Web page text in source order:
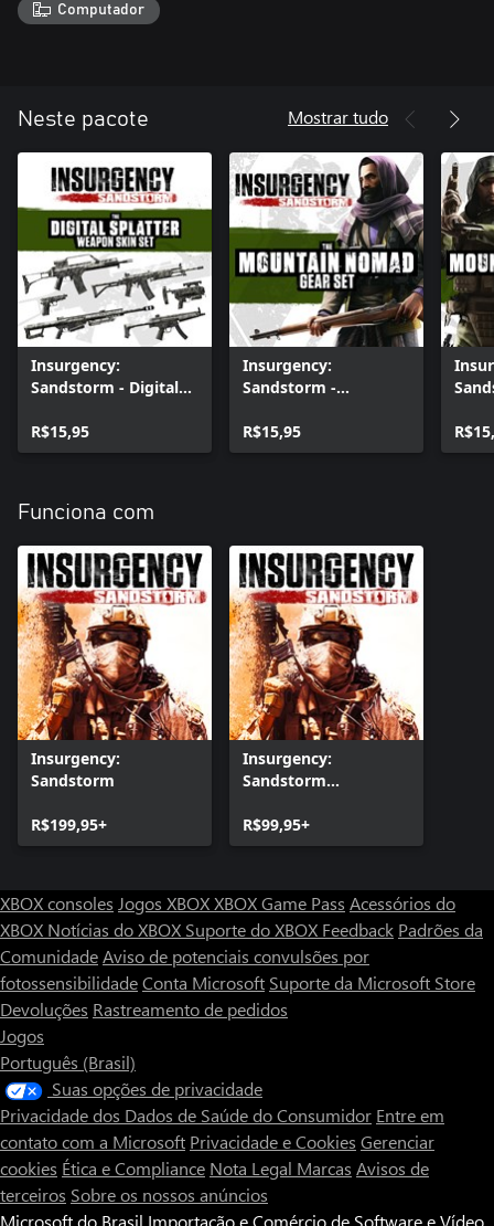
Computador
Neste pacote Mostrar tudo
Insurgency:
Sandstorm - Digital
Set
R$15,95
Insurgency:
Sandstorm -
Gear Set
R$15,95
Funciona com
Insurgency:
Sandstorm
R$199,95+
Insurgency:
Sandstorm
R$99,95+
XBOX consoles Jogos XBOXXBOX Game Pass Acessórios do
XBOX Notícias do XBOX Suporte do XBOX Feedback Padrões da
ComunidadeAviso de potenciais convulsões por
fotossensibilidadeConta Microsoft Suporte da Microsoft Store
Devoluções Rastreamento de pedidos
Jogos
Português (Brasil)
Suas opções de privacidade
Privacidade dos Dados de Saúde do Consumidor Entre em
contato com a Microsoft Privacidade e Cookies Gerenciar
cookies Ética e Compliance Nota Legal Marcas Avisos de
terceiros Sobre os nossos anúncios
Microsoft do Brasil Importação e Comércio de Software e Vídeo